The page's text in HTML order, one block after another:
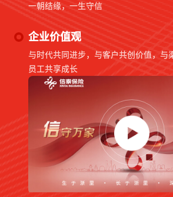
一朝结缘，一生守信
企业价值观
与时代共同进步，与客户共创价值，与
员工共享成长